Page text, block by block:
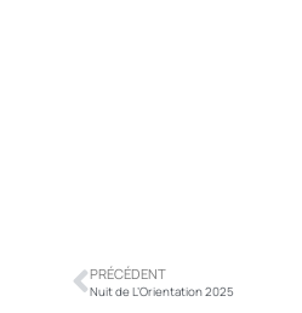
PRÉCÉDENT
Nuit de L’Orientation 2025